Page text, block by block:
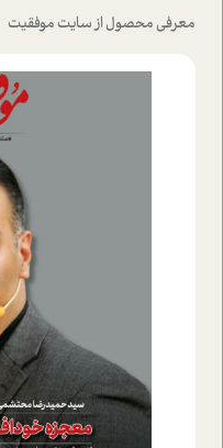
معرفی محصول از سایت موفقیت